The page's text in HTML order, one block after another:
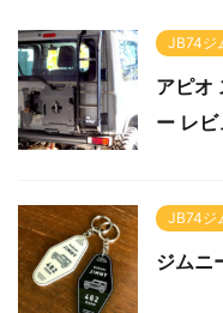
JB74ジ
アピオ
ー レ
JB74ジ
ジムニ